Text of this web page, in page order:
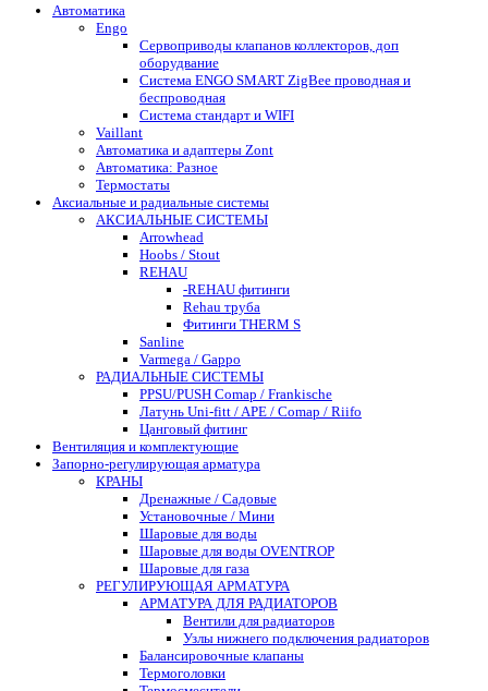
Автоматика
Engo
Сервоприводы клапанов коллекторов, доп
оборудвание
Система ENGO SMART ZigBee проводная и
беспроводная
Система стандарт и WIFI
Vaillant
Автоматика и адаптеры Zont
Автоматика: Разное
Термостаты
Аксиальные и радиальные системы
АКСИАЛЬНЫЕ СИСТЕМЫ
Arrowhead
Hoobs / Stout
REHAU
-REHAU фитинги
Rehau труба
Фитинги THERM S
Sanline
Varmega / Gappo
РАДИАЛЬНЫЕ СИСТЕМЫ
PPSU/PUSH Comap / Frankische
Латунь Uni-fitt / APE / Comap / Riifo
Цанговый фитинг
Вентиляция и комплектующие
Запорно-регулирующая арматура
КРАНЫ
Дренажные / Садовые
Установочные / Мини
Шаровые для воды
Шаровые для воды OVENTROP
Шаровые для газа
РЕГУЛИРУЮЩАЯ АРМАТУРА
АРМАТУРА ДЛЯ РАДИАТОРОВ
Вентили для радиаторов
Узлы нижнего подключения радиаторов
Балансировочные клапаны
Термоголовки